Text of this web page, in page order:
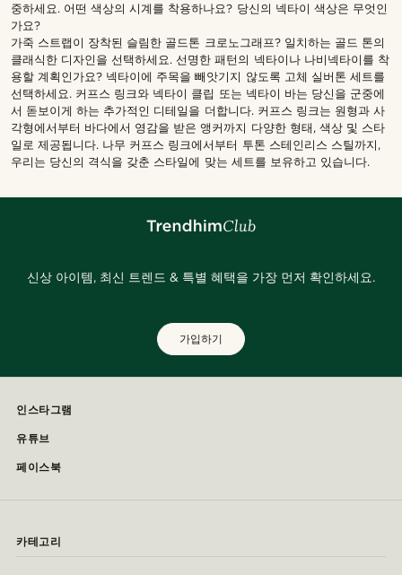
중하세요. 어떤 색상의 시계를 착용하나요? 당신의 넥타이 색상은 무엇인
가요?
가죽 스트랩이 장착된 슬림한 골드톤 크로노그래프? 일치하는 골드 톤의
클래식한 디자인을 선택하세요. 선명한 패턴의 넥타이나 나비넥타이를 착
용할 계획인가요? 넥타이에 주목을 빼앗기지 않도록 고체 실버톤 세트를
선택하세요. 커프스 링크와 넥타이 클립 또는 넥타이 바는 당신을 군중에
서 돋보이게 하는 추가적인 디테일을 더합니다. 커프스 링크는 원형과 사
각형에서부터 바다에서 영감을 받은 앵커까지 다양한 형태, 색상 및 스타
일로 제공됩니다. 나무 커프스 링크에서부터 투톤 스테인리스 스틸까지,
우리는 당신의 격식을 갖춘 스타일에 맞는 세트를 보유하고 있습니다.
신상 아이템, 최신 트렌드 & 특별 혜택을 가장 먼저 확인하세요.
가입하기
인스타그램
유튜브
페이스북
카테고리